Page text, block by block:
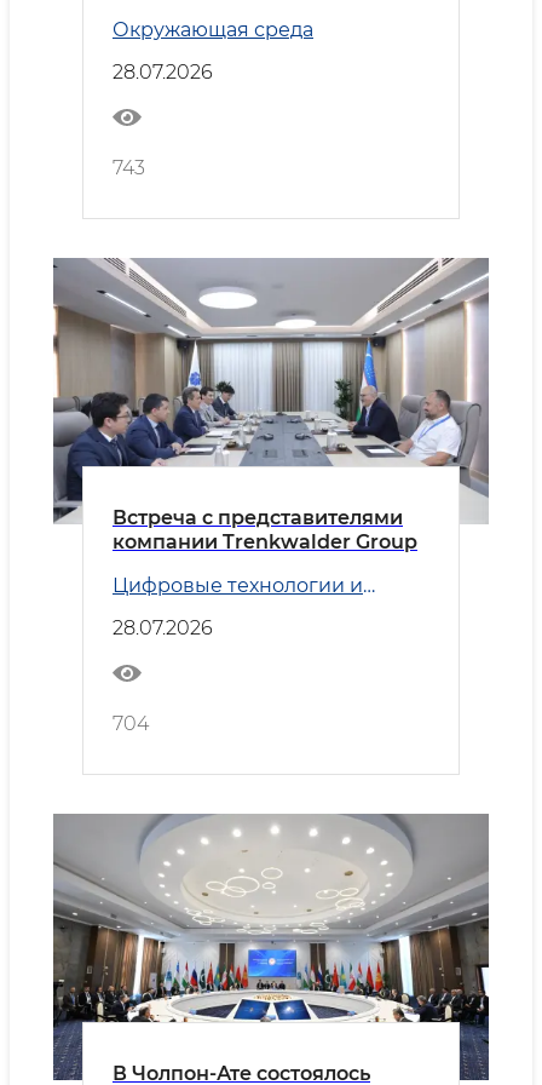
Окружающая среда
28.07.2026
743
Встреча с представителями
компании Trenkwalder Group
Цифровые технологии и
28.07.2026
704
В Чолпон-Ате состоялось